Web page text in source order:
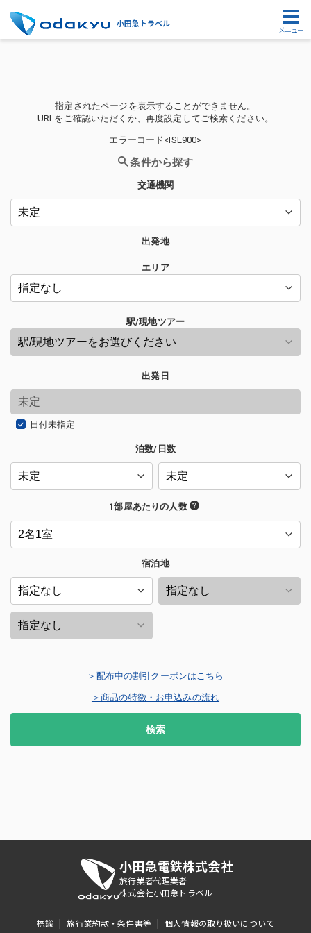
小田急トラベル
メニュー
指定されたページを表示することができません。
URLをご確認いただくか、再度設定してご検索ください。
エラーコード<ISE900>
条件から探す
交通機関
出発地
エリア
駅/現地ツアー
出発日
日付未指定
泊数/日数
1部屋あたりの人数
宿泊地
＞配布中の割引クーポンはこちら
＞商品の特徴・お申込みの流れ
検索
小田急電鉄株式会社
旅行業者代理業者
株式会社小田急トラベル
標識 | 旅行業約款・条件書等 | 個人情報の取り扱いについて